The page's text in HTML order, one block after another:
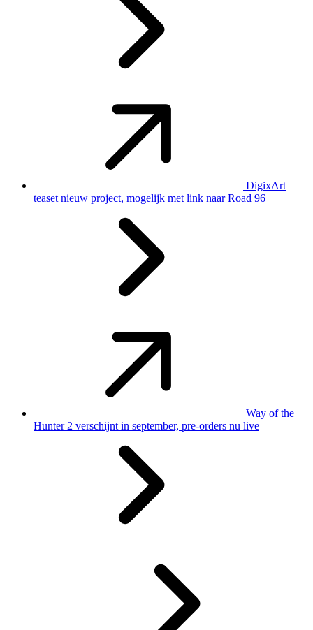
DigixArt
teaset nieuw project, mogelijk met link naar Road 96
Way of the
Hunter 2 verschijnt in september, pre-orders nu live